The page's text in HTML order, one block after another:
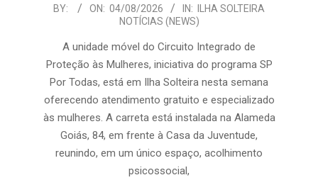
2026-
BY: ON: 04/08/2026 IN:
ILHA SOLTEIRA
NOTÍCIAS (NEWS)
A unidade móvel do Circuito Integrado de
Proteção às Mulheres, iniciativa do programa SP
Por Todas, está em Ilha Solteira nesta semana
oferecendo atendimento gratuito e especializado
às mulheres. A carreta está instalada na Alameda
Goiás, 84, em frente à Casa da Juventude,
reunindo, em um único espaço, acolhimento
psicossocial,